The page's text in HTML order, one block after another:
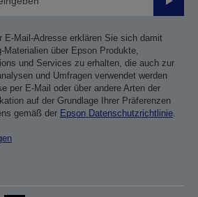
E-Mail-Adresse erklären Sie sich damit
Materialien über Epson Produkte,
und Services zu erhalten, die auch zur
und Umfragen verwendet werden
per E-Mail oder über andere Arten der
auf der Grundlage Ihrer Präferenzen
gemäß der Epson Datenschutzrichtlinie.